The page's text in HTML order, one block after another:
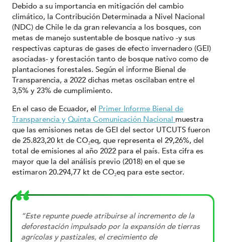
Debido a su importancia en mitigación del cambio
climático, la Contribución Determinada a Nivel Nacional
(NDC) de Chile le da gran relevancia a los bosques, con
metas de manejo sustentable de bosque nativo -y sus
respectivas capturas de gases de efecto invernadero (GEI)
asociadas- y forestación tanto de bosque nativo como de
plantaciones forestales. Según el informe Bienal de
Transparencia, a 2022 dichas metas oscilaban entre el
3,5% y 23% de cumplimiento.
En el caso de Ecuador, el Primer Informe Bienal de
Transparencia y Quinta Comunicación Nacional muestra
que las emisiones netas de GEI del sector UTCUTS fueron
de 25.823,20 kt de CO₂eq, que representa el 29,26%, del
total de emisiones al año 2022 para el país. Esta cifra es
mayor que la del análisis previo (2018) en el que se
estimaron 20.294,77 kt de CO₂eq para este sector.
“Este repunte puede atribuirse al incremento de la
deforestación impulsado por la expansión de tierras
agrícolas y pastizales, el crecimiento de